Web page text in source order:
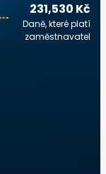
231,530 Kč
Daně, které platí
zaměstnavatel